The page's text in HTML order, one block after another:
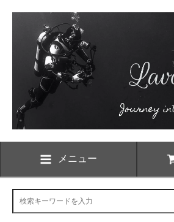
メニュー